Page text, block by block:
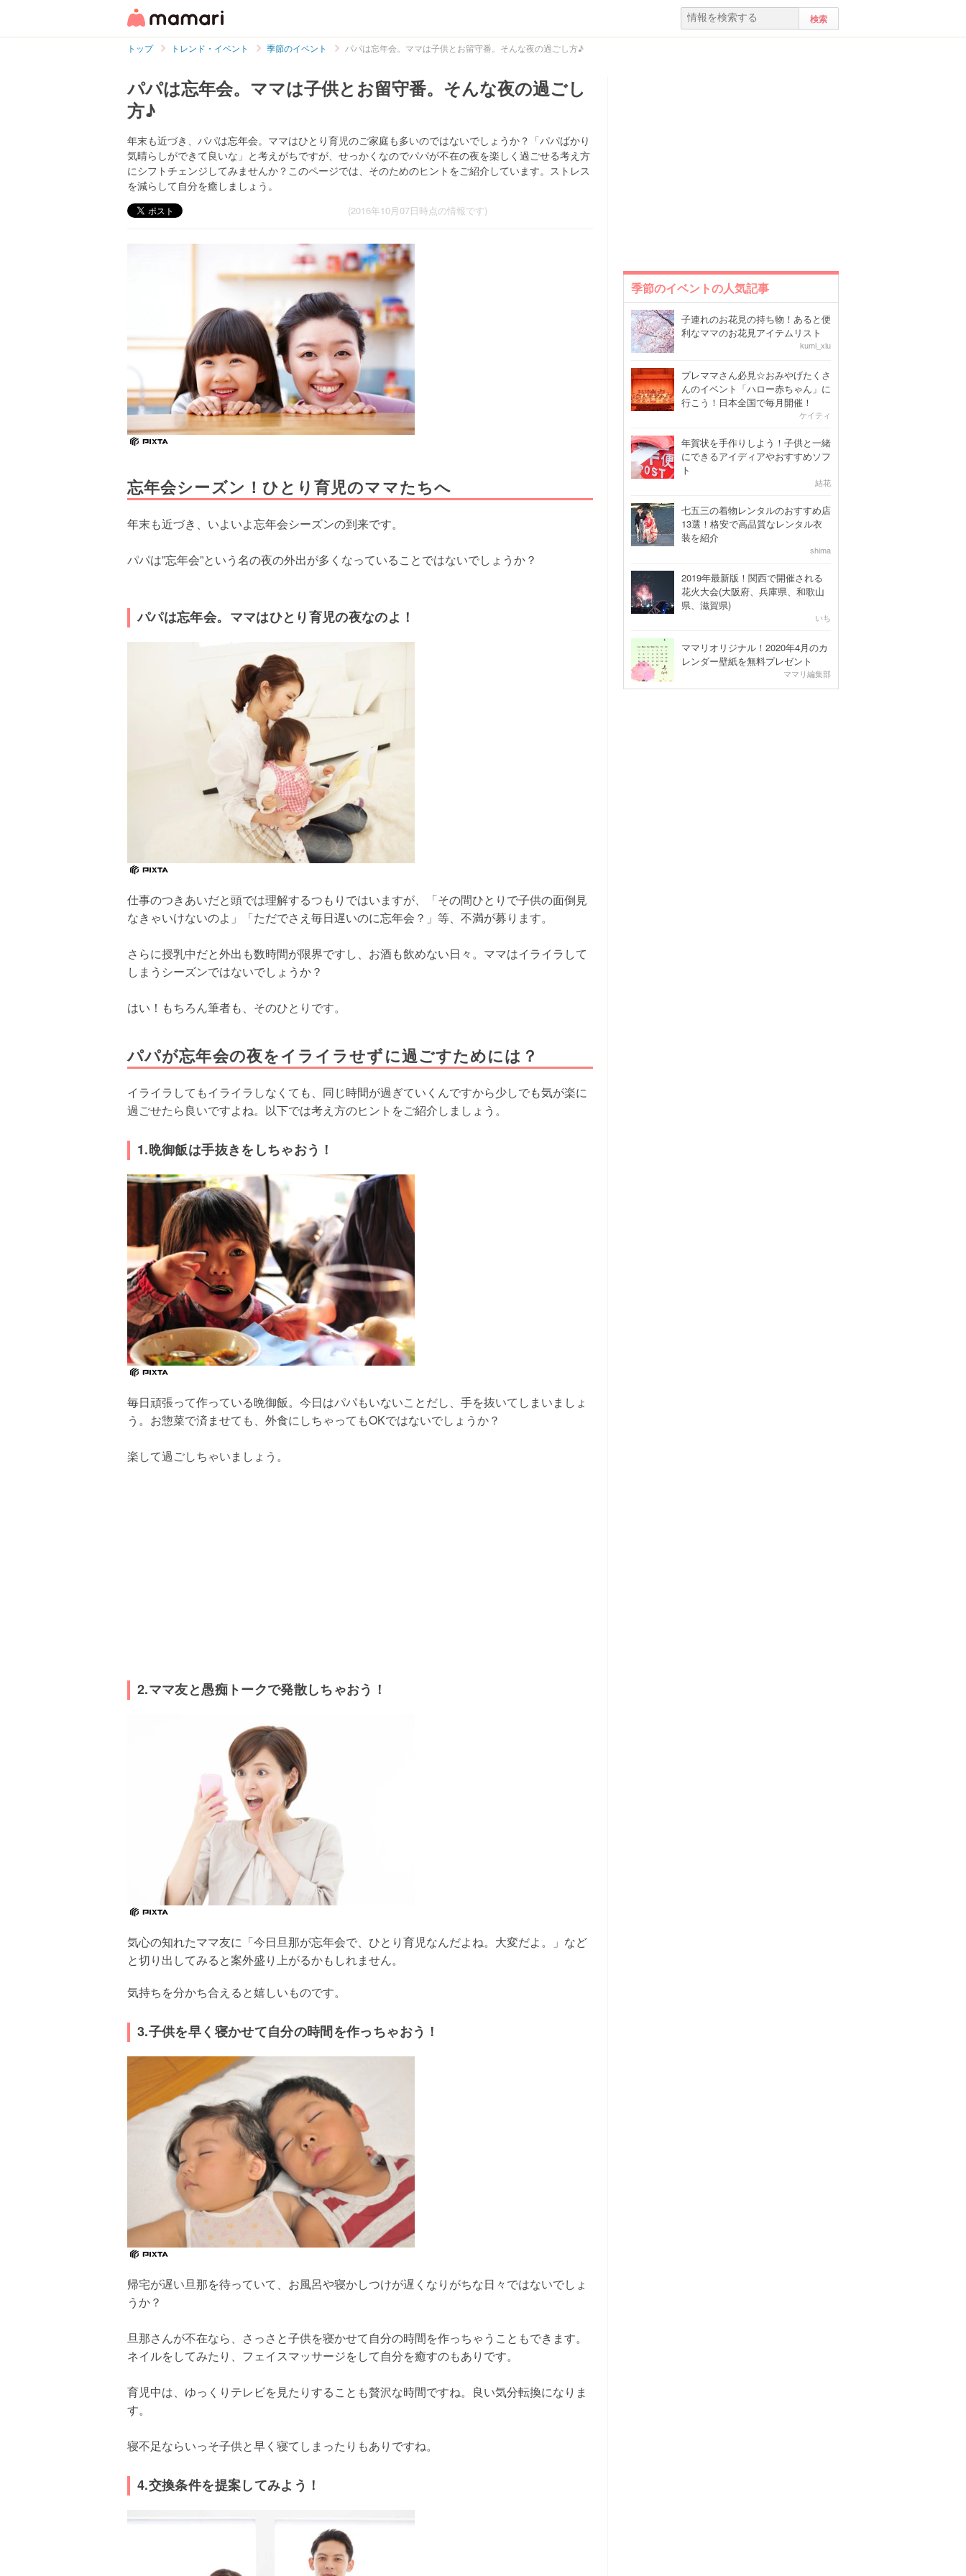
トップ トレンド・イベント 季節のイベント パパは忘年会。ママは子供とお留守番。そんな夜の過ごし方♪
パパは忘年会。ママは子供とお留守番。そんな夜の過ごし
方♪
年末も近づき、パパは忘年会。ママはひとり育児のご家庭も多いのではないでしょうか？「パパばかり
気晴らしができて良いな」と考えがちですが、せっかくなのでパパが不在の夜を楽しく過ごせる考え方
にシフトチェンジしてみませんか？このページでは、そのためのヒントをご紹介しています。ストレス
を減らして自分を癒しましょう。
(2016年10月07日時点の情報です)
忘年会シーズン！ひとり育児のママたちへ
年末も近づき、いよいよ忘年会シーズンの到来です。
パパは”忘年会”という名の夜の外出が多くなっていることではないでしょうか？
パパは忘年会。ママはひとり育児の夜なのよ！
仕事のつきあいだと頭では理解するつもりではいますが、「その間ひとりで子供の面倒見
なきゃいけないのよ」「ただでさえ毎日遅いのに忘年会？」等、不満が募ります。
さらに授乳中だと外出も数時間が限界ですし、お酒も飲めない日々。ママはイライラして
しまうシーズンではないでしょうか？
はい！もちろん筆者も、そのひとりです。
パパが忘年会の夜をイライラせずに過ごすためには？
イライラしてもイライラしなくても、同じ時間が過ぎていくんですから少しでも気が楽に
過ごせたら良いですよね。以下では考え方のヒントをご紹介しましょう。
1.晩御飯は手抜きをしちゃおう！
毎日頑張って作っている晩御飯。今日はパパもいないことだし、手を抜いてしまいましょ
う。お惣菜で済ませても、外食にしちゃってもOKではないでしょうか？
楽して過ごしちゃいましょう。
2.ママ友と愚痴トークで発散しちゃおう！
気心の知れたママ友に「今日旦那が忘年会で、ひとり育児なんだよね。大変だよ。」など
と切り出してみると案外盛り上がるかもしれません。
気持ちを分かち合えると嬉しいものです。
3.子供を早く寝かせて自分の時間を作っちゃおう！
帰宅が遅い旦那を待っていて、お風呂や寝かしつけが遅くなりがちな日々ではないでしょ
うか？
旦那さんが不在なら、さっさと子供を寝かせて自分の時間を作っちゃうこともできます。
ネイルをしてみたり、フェイスマッサージをして自分を癒すのもありです。
育児中は、ゆっくりテレビを見たりすることも贅沢な時間ですね。良い気分転換になりま
す。
寝不足ならいっそ子供と早く寝てしまったりもありですね。
4.交換条件を提案してみよう！
季節のイベントの人気記事
子連れのお花見の持ち物！あると便
利なママのお花見アイテムリスト
kumi_xiu
プレママさん必見☆おみやげたくさ
んのイベント「ハロー赤ちゃん」に
行こう！日本全国で毎月開催！
ケイティ
年賀状を手作りしよう！子供と一緒
にできるアイディアやおすすめソフ
ト
結花
七五三の着物レンタルのおすすめ店
13選！格安で高品質なレンタル衣
装を紹介
shima
2019年最新版！関西で開催される
花火大会(大阪府、兵庫県、和歌山
県、滋賀県)
いち
ママリオリジナル！2020年4月のカ
レンダー壁紙を無料プレゼント
ママリ編集部